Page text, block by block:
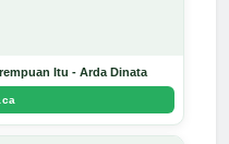
Itu - Arda Dinata